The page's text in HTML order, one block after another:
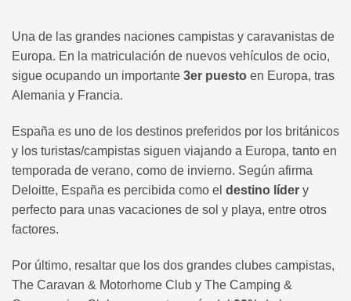
Una de las grandes naciones campistas y caravanistas de
Europa. En la matriculación de nuevos vehículos de ocio,
sigue ocupando un importante 3er puesto en Europa, tras
Alemania y Francia.
España es uno de los destinos preferidos por los británicos
y los turistas/campistas siguen viajando a Europa, tanto en
temporada de verano, como de invierno. Según afirma
Deloitte, España es percibida como el destino líder y
perfecto para unas vacaciones de sol y playa, entre otros
factores.
Por último, resaltar que los dos grandes clubes campistas,
The Caravan & Motorhome Club y The Camping &